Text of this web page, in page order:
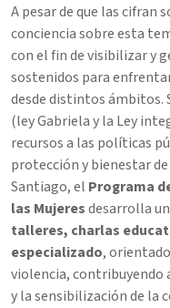
A pesar de que las cifran
conciencia sobre esta
con el fin de visibilizar y
sostenidos para
desde distintos ámbitos.
(ley Gabriela y la Ley
recursos a las políticas
protección y bienestar
Santiago, el Programa
las Mujeresdesarrolla
talleres, charlas
especializado,
violencia, contribuyendo
y la sensibilización de la